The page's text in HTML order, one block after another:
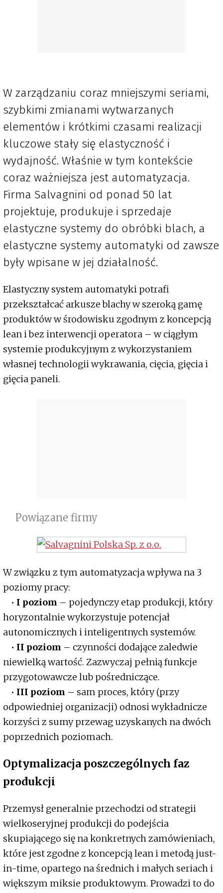
W zarządzaniu coraz mniejszymi seriami,
szybkimi zmianami wytwarzanych
elementów i krótkimi czasami realizacji
kluczowe stały się elastyczność i
wydajność. Właśnie w tym kontekście
coraz ważniejsza jest automatyzacja.
Firma Salvagnini od ponad 50 lat
projektuje, produkuje i sprzedaje
elastyczne systemy do obróbki blach, a
elastyczne systemy automatyki od zawsze
były wpisane w jej działalność.
Elastyczny system automatyki potrafi
przekształcać arkusze blachy w szeroką gamę
produktów w środowisku zgodnym z koncepcją
lean i bez interwencji operatora – w ciągłym
systemie produkcyjnym z wykorzystaniem
własnej technologii wykrawania, cięcia, gięcia i
gięcia paneli.
Powiązane firmy
W związku z tym automatyzacja wpływa na 3
poziomy pracy:
• I poziom – pojedynczy etap produkcji, który
horyzontalnie wykorzystuje potencjał
autonomicznych i inteligentnych systemów.
• II poziom – czynności dodające zaledwie
niewielką wartość. Zazwyczaj pełnią funkcje
przygotowawcze lub pośredniczące.
• III poziom – sam proces, który (przy
odpowiedniej organizacji) odnosi wykładnicze
korzyści z sumy przewag uzyskanych na dwóch
poprzednich poziomach.
Optymalizacja poszczególnych faz
produkcji
Przemysł generalnie przechodzi od strategii
wielkoseryjnej produkcji do podejścia
skupiającego się na konkretnych zamówieniach,
które jest zgodne z koncepcją lean i metodą just-
in-time, opartego na średnich i małych seriach i
większym miksie produktowym. Prowadzi to do